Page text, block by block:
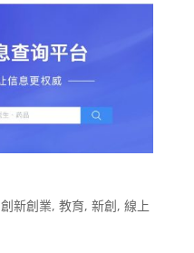
創新創業, 教育, 新創 , 線上